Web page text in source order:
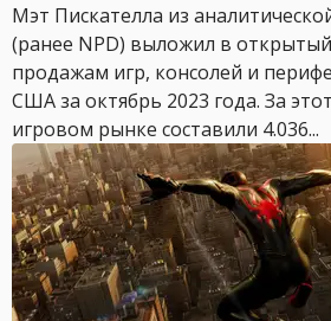
Мэт Пискателла из
(ранее NPD) выложил в
продажам игр, консолей и
США за октябрь 2023 года. За
игровом рынке составили 4.036...